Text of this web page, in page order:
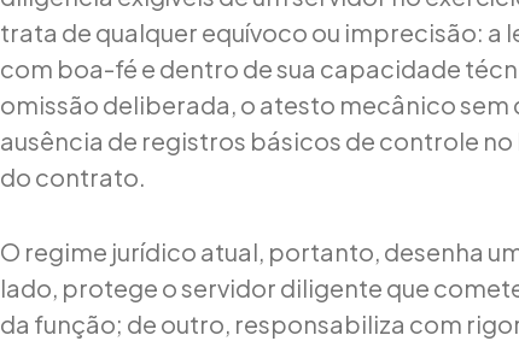
trata de qualquer equívoco ou imprecisão: a
com boa-fé e dentro de sua capacidade
omissão deliberada, o atesto mecânico sem
ausência de registros básicos de controle
do contrato.
O regime jurídico atual, portanto, desenha
lado, protege o servidor diligente que
da função; de outro, responsabiliza com